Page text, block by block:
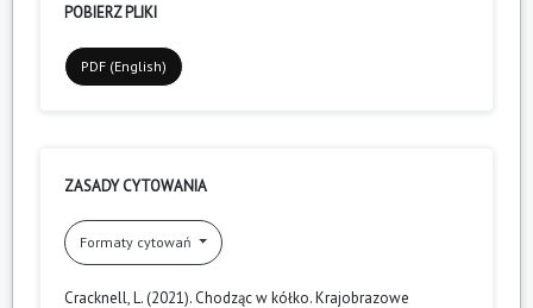
POBIERZ PLIKI
PDF (English)
ZASADY CYTOWANIA
Formaty cytowań
Cracknell, L. (2021). Chodząc w kółko. Krajobrazowe